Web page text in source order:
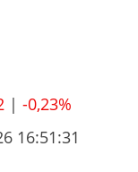
| -0,23%
16:51:31